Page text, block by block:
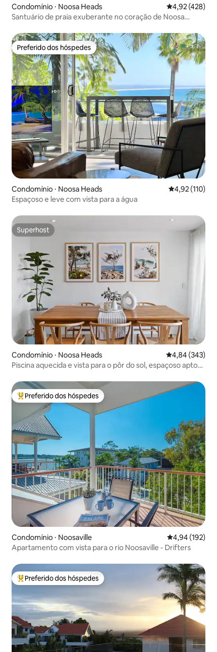
Condomínio ⋅ Noosa Heads 4,92 de uma
4,92 (428)
Santuário de praia exuberante no coração de Noosa
Preferido dos hóspedes
Preferido dos hóspedes
Condomínio ⋅ Noosa Heads 4,92 de uma
4,92 (110)
Espaçoso e leve com vista para a água
Superhost
Superhost
Condomínio ⋅ Noosa Heads 4,84 de uma
4,84 (343)
Piscina aquecida e vista para o pôr do sol, espaçoso apto
Entre os melhores preferidos dos hóspedes
Preferido dos hóspedes
Condomínio ⋅ Noosaville 4,94 de uma
4,94 (192)
Apartamento com vista para o rio Noosaville - Drifters
Entre os melhores preferidos dos hóspedes
Preferido dos hóspedes